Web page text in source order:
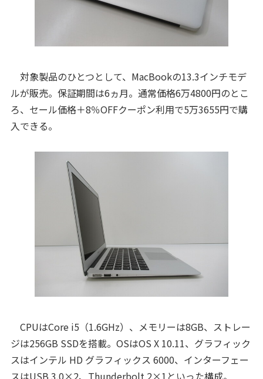
対象製品のひとつとして、MacBookの13.3インチモデ
ルが販売。保証期間は6ヵ月。通常価格6万4800円のとこ
ろ、セール価格＋8％OFFクーポン利用で5万3655円で購
入できる。
CPUはCore i5（1.6GHz）、メモリーは8GB、ストレー
ジは256GB SSDを搭載。OSはOS X 10.11、グラフィック
スはインテル HD グラフィックス 6000、インターフェー
スはUSB 3.0×2、Thunderbolt 2×1といった構成。